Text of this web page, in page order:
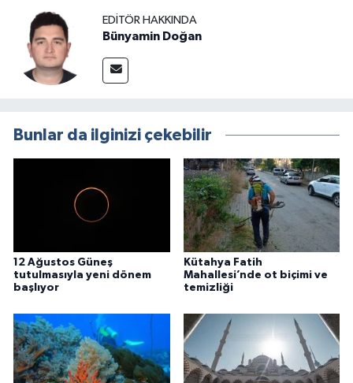
EDITÖR HAKKINDA
Bünyamin Doğan
Bunlar da ilginizi çekebilir
12 Ağustos Güneş
tutulmasıyla yeni dönem
başlıyor
Kütahya Fatih
Mahallesi’nde ot biçimi ve
temizliği